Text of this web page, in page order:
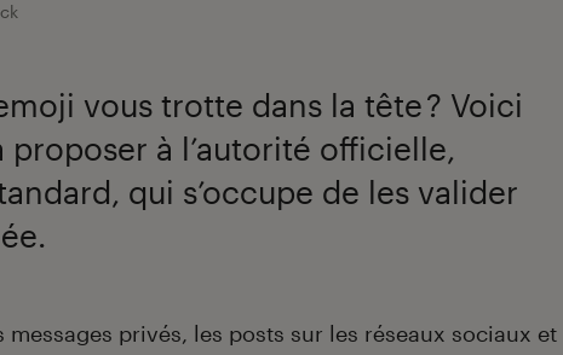
vous trotte dans la tête ? Voici
à l’autorité officielle,
qui s’occupe de les valider
messages privés, les posts sur les réseaux sociaux et